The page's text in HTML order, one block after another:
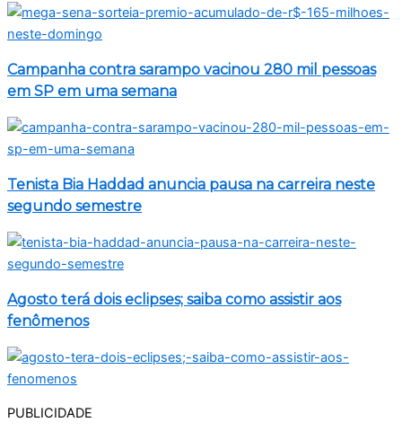
Campanha contra sarampo vacinou 280 mil pessoas
em SP em uma semana
Tenista Bia Haddad anuncia pausa na carreira neste
segundo semestre
Agosto terá dois eclipses; saiba como assistir aos
fenômenos
PUBLICIDADE